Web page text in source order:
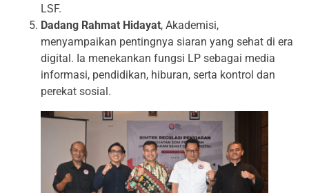
LSF.
Dadang Rahmat Hidayat, Akademisi,
menyampaikan pentingnya siaran yang sehat di era
digital. Ia menekankan fungsi LP sebagai media
informasi, pendidikan, hiburan, serta kontrol dan
perekat sosial.